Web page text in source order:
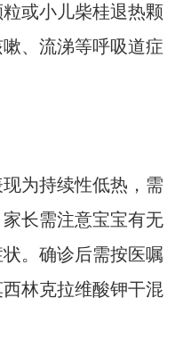
或小儿柴桂退热颗
、流涕等呼吸道症
为持续性低热，需
长需注意宝宝有无
。确诊后需按医嘱
林克拉维酸钾干混